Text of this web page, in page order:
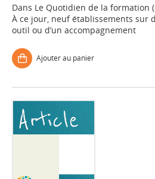
Dans Le Quotidien de la formation
À ce jour, neuf établissements sur
outil ou d’un accompagnement
Ajouter au panier